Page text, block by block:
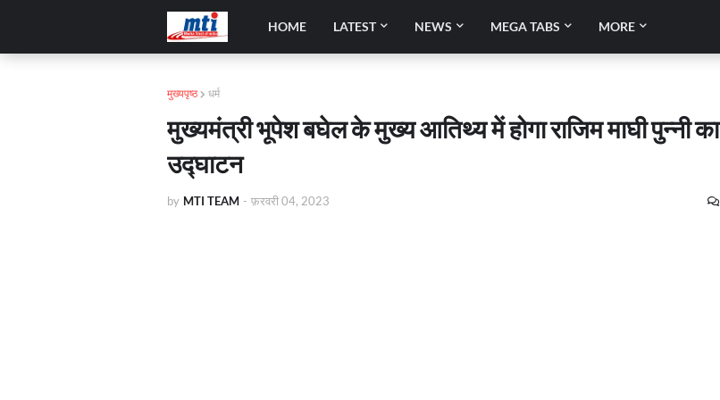
HOME LATEST NEWS MEGA TABS MORE
मुख्यपृष्ठ धर्म
मुख्यमंत्री भूपेश बघेल के मुख्य आतिथ्य में होगा राजिम माघी पुन्नी का
उद्घाटन
by MTI TEAM - फ़रवरी 04, 2023